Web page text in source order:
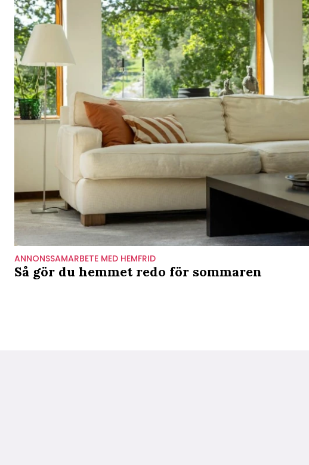
ANNONSSAMARBETE MED HEMFRID
Så gör du hemmet redo för sommaren